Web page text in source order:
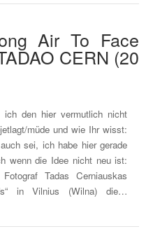
Air To Face
CERN (20
ich den hier vermutlich nicht
müde und wie Ihr wisst:
sei, ich habe hier gerade
wenn die Idee nicht neu ist:
Tadas Cerniauskas
in Vilnius (Wilna) die…